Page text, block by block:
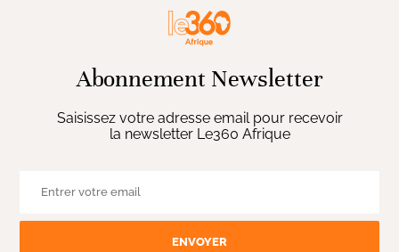
Abonnement Newsletter
Saisissez votre adresse email pour recevoir
la newsletter Le360 Afrique
ENVOYER